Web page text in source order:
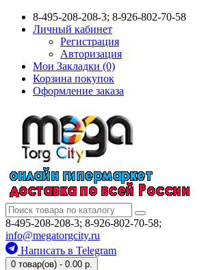
8-495-208-208-3; 8-926-802-70-58
Личный кабинет
Регистрация
Авторизация
Мои Закладки (0)
Корзина покупок
Оформление заказа
8-495-208-208-3; 8-926-802-70-58;
info@megatorgcity.ru
Написать в Telegram
0 товар(ов) - 0.00 р.